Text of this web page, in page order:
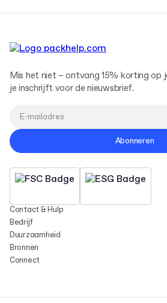
Contact & Hulp
Bedrijf
Duurzaamheid
Bronnen
Connect
Mis het niet – ontvang 15% korting op
je inschrijft voor de nieuwsbrief.
Abonneren